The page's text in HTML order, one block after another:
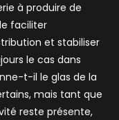
à produire de
faciliter
et stabiliser
le cas dans
t-il le glas de la
mais tant que
reste présente,